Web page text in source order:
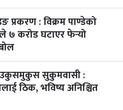
2026
2026
२ महिना बाँकी
2026
३ महिना बाँकी
प्रकरण : विक्रम पाण्डेको
७ करोड घटाएर फेर्‍यो
उकुसमुकुस सुकुमवासी :
ठिक, भविष्य अनिश्चित